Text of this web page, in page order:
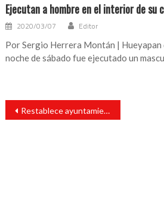
Ejecutan a hombre en el interior de su
2020/03/07 Editor
Por Sergio Herrera Montán | Hueyapan
noche de sábado fue ejecutado un
Navegación
entradas
Restablece ayuntamiento de Santiago Tuxtla servicios en el palacio municipal